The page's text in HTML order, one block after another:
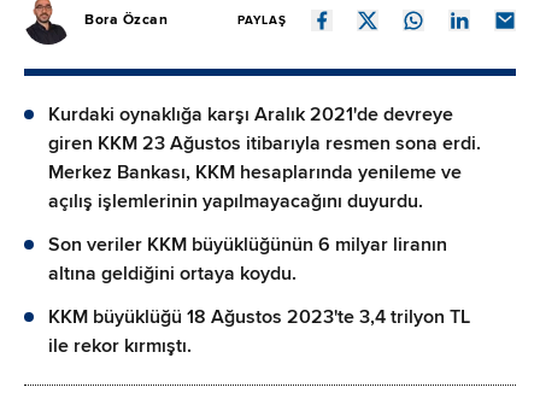
Bora Özcan PAYLAŞ
Kurdaki oynaklığa karşı Aralık 2021'de devreye
giren KKM 23 Ağustos itibarıyla resmen sona erdi.
Merkez Bankası, KKM hesaplarında yenileme ve
açılış işlemlerinin yapılmayacağını duyurdu.
Son veriler KKM büyüklüğünün 6 milyar liranın
altına geldiğini ortaya koydu.
KKM büyüklüğü 18 Ağustos 2023'te 3,4 trilyon TL
ile rekor kırmıştı.